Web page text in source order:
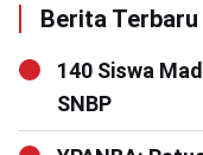
Berita Terbaru
140 Siswa
SNBP